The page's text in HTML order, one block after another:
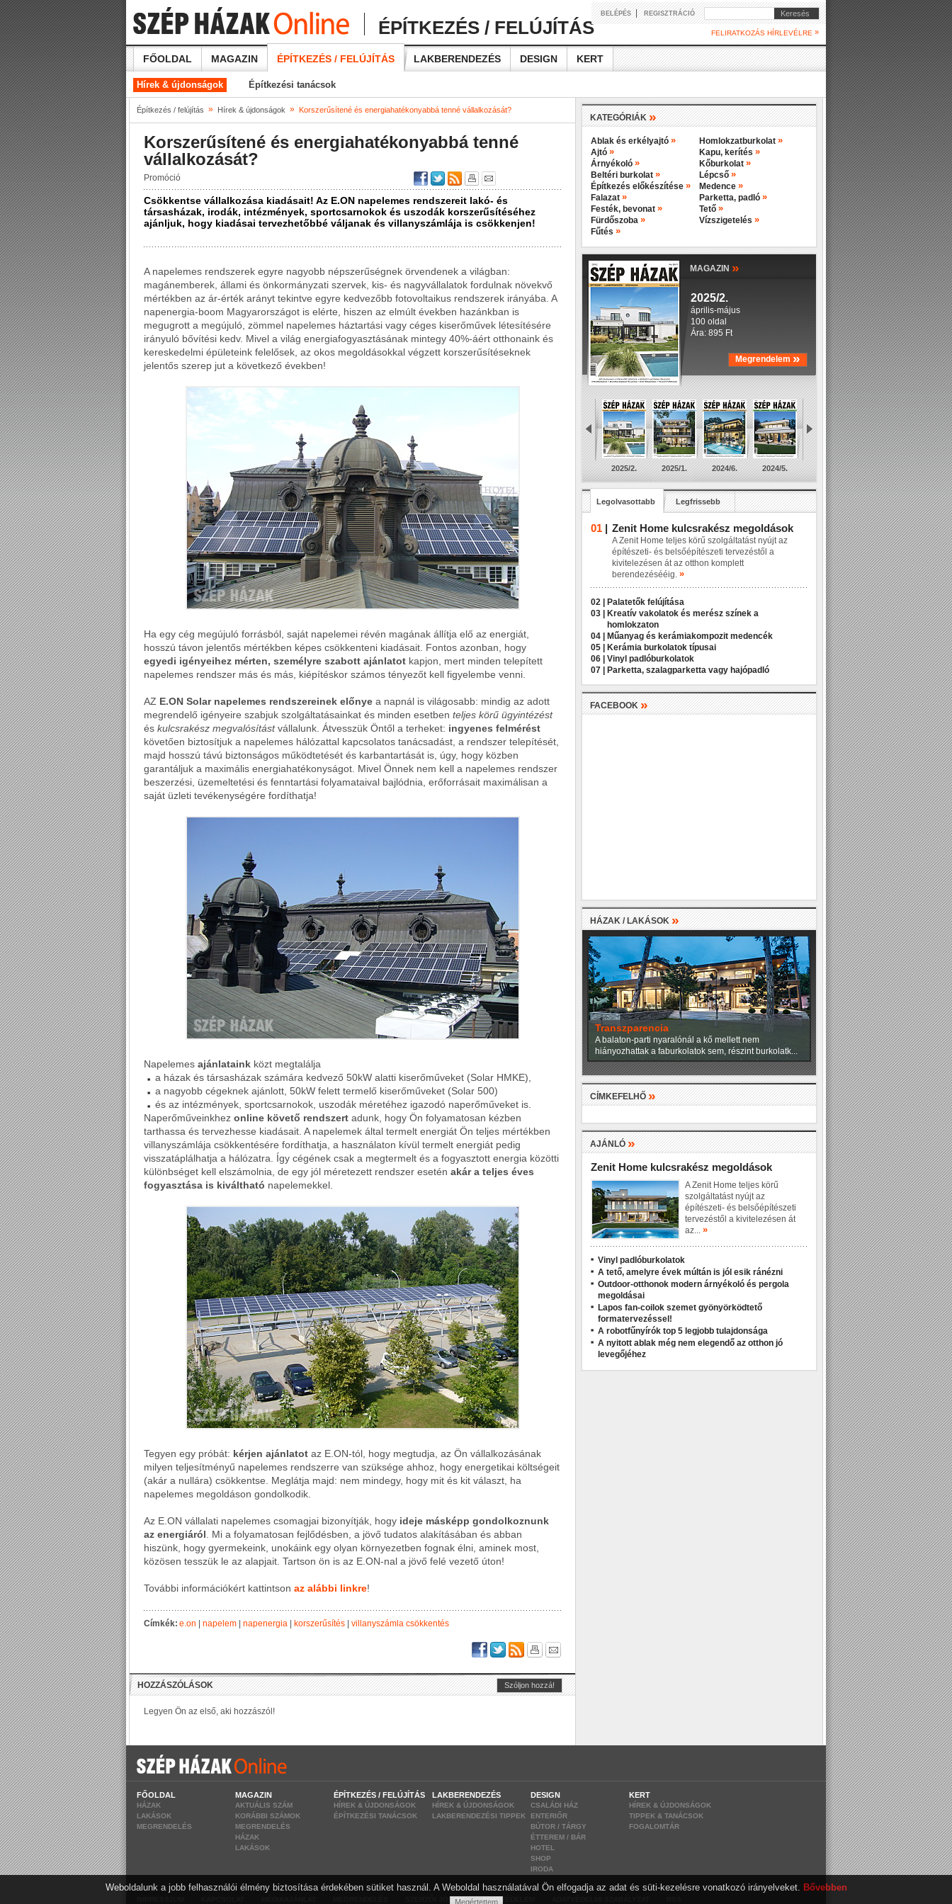
ÉPÍTKEZÉS / FELÚJÍTÁS
BELÉPÉS| REGISZTRÁCIÓ Keresés
FELIRATKOZÁS HÍRLEVÉLRE »
FŐOLDAL MAGAZIN ÉPÍTKEZÉS / FELÚJÍTÁS LAKBERENDEZÉS DESIGN KERT
Hírek & újdonságok Építkezési tanácsok
Építkezés / felújítás » Hírek & újdonságok » Korszerűsítené és energiahatékonyabbá tenné vállalkozását?
Korszerűsítené és energiahatékonyabbá tenné
vállalkozását?
Promóció
Csökkentse vállalkozása kiadásait! Az E.ON napelemes rendszereit lakó- és
társasházak, irodák, intézmények, sportcsarnokok és uszodák korszerűsítéséhez
ajánljuk, hogy kiadásai tervezhetőbbé váljanak és villanyszámlája is csökkenjen!
A napelemes rendszerek egyre nagyobb népszerűségnek örvendenek a világban:
magánemberek, állami és önkormányzati szervek, kis- és nagyvállalatok fordulnak növekvő
mértékben az ár-érték arányt tekintve egyre kedvezőbb fotovoltaikus rendszerek irányába. A
napenergia-boom Magyarországot is elérte, hiszen az elmúlt években hazánkban is
megugrott a megújuló, zömmel napelemes háztartási vagy céges kiserőművek létesítésére
irányuló bővítési kedv. Mivel a világ energiafogyasztásának mintegy 40%-áért otthonaink és
kereskedelmi épületeink felelősek, az okos megoldásokkal végzett korszerűsítéseknek
jelentős szerep jut a következő években!
Ha egy cég megújuló forrásból, saját napelemei révén magának állítja elő az energiát,
hosszú távon jelentős mértékben képes csökkenteni kiadásait. Fontos azonban, hogy
egyedi igényeihez mérten, személyre szabott ajánlatot kapjon, mert minden telepített
napelemes rendszer más és más, kiépítéskor számos tényezőt kell figyelembe venni.
AZ E.ON Solar napelemes rendszereinek előnye a napnál is világosabb: mindig az adott
megrendelő igényeire szabjuk szolgáltatásainkat és minden esetben teljes körű ügyintézést
és kulcsrakész megvalósítástvállalunk. Átvesszük Öntől a terheket: ingyenes felmérést
követően biztosítjuk a napelemes hálózattal kapcsolatos tanácsadást, a rendszer telepítését,
majd hosszú távú biztonságos működtetését és karbantartását is, úgy, hogy közben
garantáljuk a maximális energiahatékonyságot. Mivel Önnek nem kell a napelemes rendszer
beszerzési, üzemeltetési és fenntartási folyamataival bajlódnia, erőforrásait maximálisan a
saját üzleti tevékenységére fordíthatja!
Napelemes ajánlataink közt megtalálja
a házak és társasházak számára kedvező 50kW alatti kiserőműveket (Solar HMKE),
a nagyobb cégeknek ajánlott, 50kW felett termelő kiserőműveket (Solar 500)
és az intézmények, sportcsarnokok, uszodák méretéhez igazodó naperőműveket is.
Naperőműveinkhez online követő rendszert adunk, hogy Ön folyamatosan kézben
tarthassa és tervezhesse kiadásait. A napelemek által termelt energiát Ön teljes mértékben
villanyszámlája csökkentésére fordíthatja, a használaton kívül termelt energiát pedig
visszatáplálhatja a hálózatra. Így cégének csak a megtermelt és a fogyasztott energia közötti
különbséget kell elszámolnia, de egy jól méretezett rendszer esetén akár a teljes éves
fogyasztása is kiváltható napelemekkel.
Tegyen egy próbát: kérjen ajánlatot az E.ON-tól, hogy megtudja, az Ön vállalkozásának
milyen teljesítményű napelemes rendszerre van szüksége ahhoz, hogy energetikai költségeit
(akár a nullára) csökkentse. Meglátja majd: nem mindegy, hogy mit és kit választ, ha
napelemes megoldáson gondolkodik.
Az E.ON vállalati napelemes csomagjai bizonyítják, hogy ideje másképp gondolkoznunk
az energiáról . Mi a folyamatosan fejlődésben, a jövő tudatos alakításában és abban
hiszünk, hogy gyermekeink, unokáink egy olyan környezetben fognak élni, aminek most,
közösen tesszük le az alapjait. Tartson ön is az E.ON-nal a jövő felé vezető úton!
További információkért kattintson az alábbi linkre!
Címkék:e.on napelem napenergia korszerűsítés villanyszámla csökkentés
KATEGÓRIÁK»
Ablak és erkélyajtó »
Ajtó »
Árnyékoló »
Beltéri burkolat »
Építkezés előkészítése »
Falazat »
Festék, bevonat »
Fürdőszoba »
Fűtés »
Homlokzatburkolat »
Kapu, kerítés »
Kőburkolat »
Lépcső »
Medence »
Parketta, padló »
Tető »
Vízszigetelés »
MAGAZIN »
2025/2.
április-május
100 oldal
Ára: 895 Ft
Megrendelem »
2025/2. 2025/1. 2024/6. 2024/5.
Legolvasottabb Legfrissebb
01 | Zenit Home kulcsrakész megoldások
A Zenit Home teljes körű szolgáltatást nyújt az
építészeti- és belsőépítészeti tervezéstől a
kivitelezésen át az otthon komplett
berendezésééig. »
02 |
Palatetők felújítása
03 |
Kreatív vakolatok és merész színek a
homlokzaton
04 |
Műanyag és kerámiakompozit medencék
05 |
Kerámia burkolatok típusai
06 |
Vinyl padlóburkolatok
07 |
Parketta, szalagparketta vagy hajópadló
FACEBOOK»
HÁZAK / LAKÁSOK »
Miami hangulat
A neves építésziroda tervezői a családi házat úgy
alkották meg, hogy a fenyők uralta csodálatos...
CÍMKEFELHŐ»
AJÁNLÓ»
Zenit Home kulcsrakész megoldások
A Zenit Home teljes körű
szolgáltatást nyújt az
építészeti- és belsőépítészeti
tervezéstől a kivitelezésen át
az... »
Vinyl padlóburkolatok
A tető, amelyre évek múltán is jól esik ránézni
Outdoor-otthonok modern árnyékoló és pergola
megoldásai
Lapos fan-coilok szemet gyönyörködtető
formatervezéssel!
A robotfűnyírók top 5 legjobb tulajdonsága
A nyitott ablak még nem elegendő az otthon jó
levegőjéhez
FŐOLDAL
HÁZAK
LAKÁSOK
MEGRENDELÉS
MAGAZIN
AKTUÁLIS SZÁM
KORÁBBI SZÁMOK
MEGRENDELÉS
HÁZAK
LAKÁSOK
ÉPÍTKEZÉS / FELÚJÍTÁS
HÍREK & ÚJDONSÁGOK
ÉPÍTKEZÉSI TANÁCSOK
LAKBERENDEZÉS
HÍREK & ÚJDONSÁGOK
LAKBERENDEZÉSI TIPPEK
DESIGN
CSALÁDI HÁZ
ENTERIŐR
BÚTOR / TÁRGY
ÉTTEREM / BÁR
HOTEL
SHOP
IRODA
KERT
HÍREK & ÚJDONSÁGOK
TIPPEK & TANÁCSOK
FOGALOMTÁR
SZERZŐI JOGOK|ADATVÉDELEM
Weboldalunk a jobb felhasználói élmény biztosítása érdekében sütiket használ. A Weboldal használatával Ön elfogadja az adat és süti-kezelésre vonatkozó irányelveket. Bővebben